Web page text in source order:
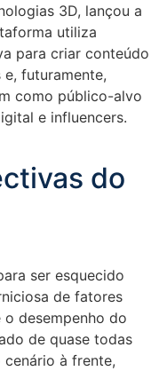
3D, lançou a
utiliza
para criar conteúdo
futuramente,
como público-alvo
e influencers.
do
ser esquecido
de fatores
desempenho do
de quase todas
à frente,